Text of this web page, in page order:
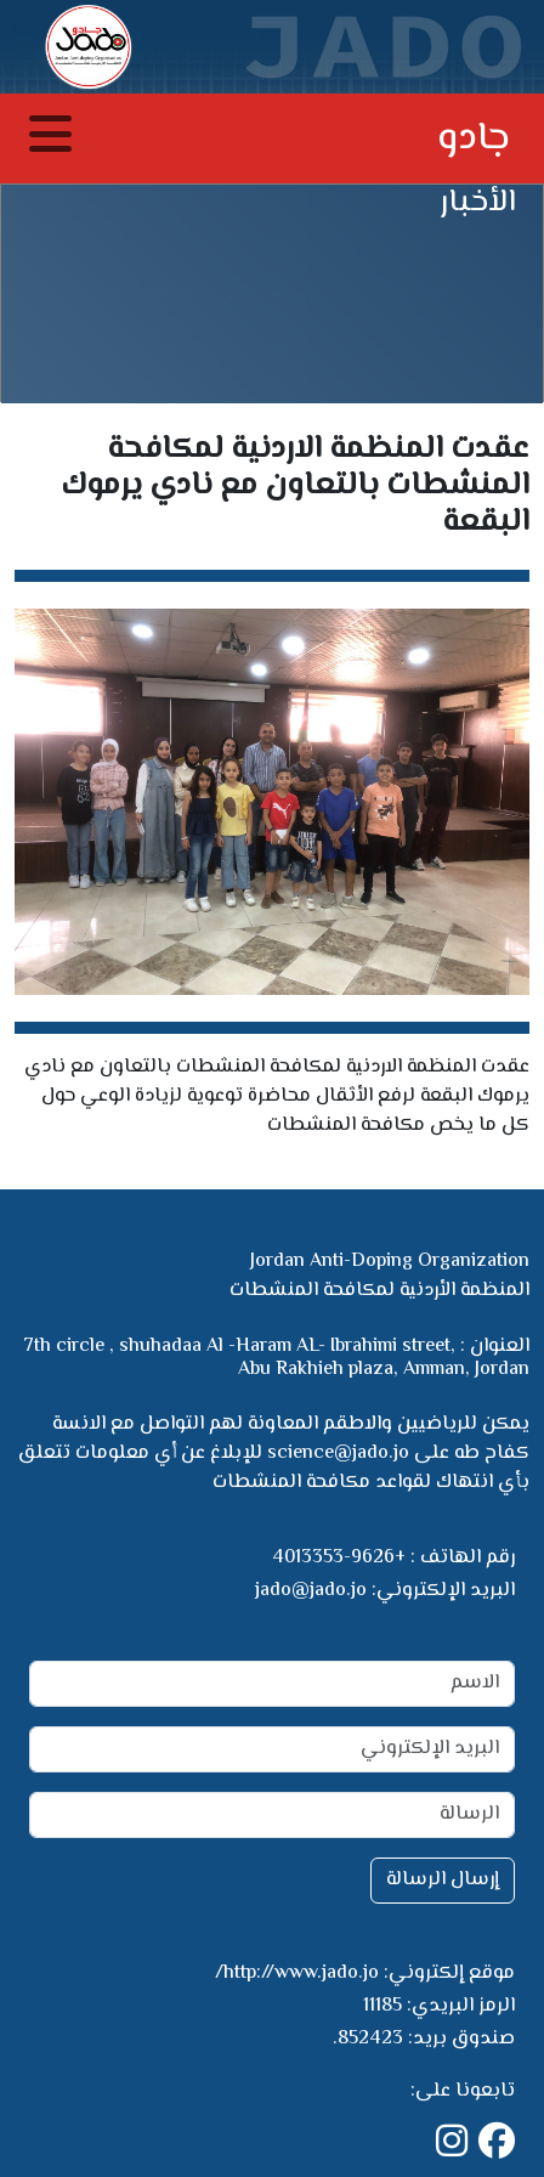
جادو
الأخبار
عقدت المنظمة الاردنية لمكافحة
المنشطات بالتعاون مع نادي يرموك
البقعة
عقدت المنظمة الاردنية لمكافحة المنشطات بالتعاون مع نادي
يرموك البقعة لرفع الأثقال محاضرة توعوية لزيادة الوعي حول
كل ما يخص مكافحة المنشطات
Jordan Anti-Doping Organization
المنظمة الأردنية لمكافحة المنشطات
العنوان : 7th circle , shuhadaa Al -Haram AL- Ibrahimi street,
Abu Rakhieh plaza, Amman, Jordan
يمكن للرياضيين والاطقم المعاونة لهم التواصل مع الانسة
كفاح طه على science@jado.jo للإبلاغ عن أي معلومات تتعلق
بأي انتهاك لقواعد مكافحة المنشطات
رقم الهاتف : +9626-4013353
البريد الإلكتروني: jado@jado.jo
إرسال الرسالة
موقع إلكتروني: http://www.jado.jo/
الرمز البريدي: 11185
صندوق بريد: 852423.
تابعونا على: